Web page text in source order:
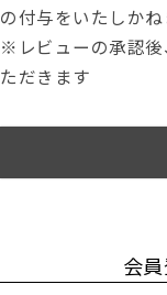
の付与をいたしかね
※レビューの承認後
ただきます
会